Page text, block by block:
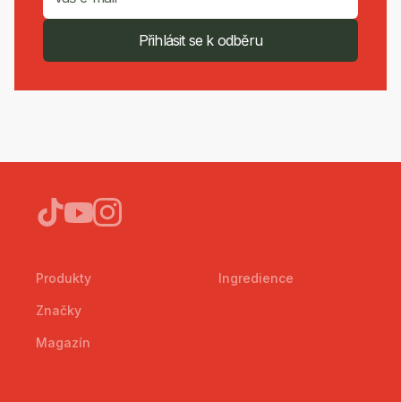
Přihlásit se k odběru
Produkty
Značky
Magazín
Ingredience